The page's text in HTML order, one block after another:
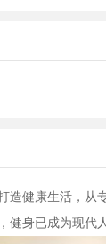
造健康生活，从
健身已成为现代